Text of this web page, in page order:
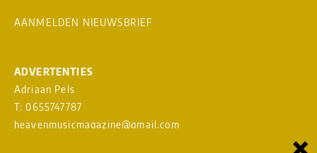
AANMELDEN NIEUWSBRIEF
ADVERTENTIES
Adriaan Pels
T: 0655747787
heavenmusicmagazine@gmail.com